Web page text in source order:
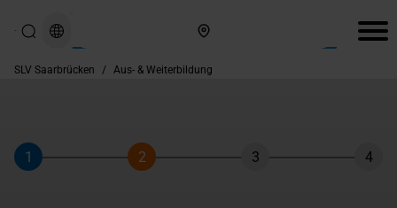
SLV Saarbrücken / Aus- & Weiterbildung
Schritt
1
Schritt
2
Schritt
3 4